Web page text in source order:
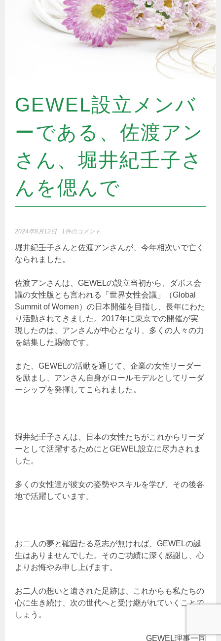
GEWEL設立メンバ
ーである、佐渡アン
さん、堀井紀壬子さ
んを偲んで
2024年8月12日 1件のコメント
堀井紀壬子さんと佐渡アンさんが、今年相次いで亡く
なられました。
佐渡アンさんは、GEWELの設立当初から、ダボス会
議の女性版とも言われる「世界女性会議」（Global
Summit of Women）の日本開催を目指し、長年にわた
り活動されてきました。2017年に東京での開催が実
現したのは、アンさんが中心となり、多くの人々の力
を結集した賜物です。
また、GEWELの活動を通じて、企業の女性リーダー
を励まし、アンさん自身がロールモデルとしてリーダ
ーシップを発揮してこられました。
堀井紀壬子さんは、日本の女性たちがこれからリーダ
ーとして活躍するためにとGEWEL設立に尽力されま
した。
多くの女性達が彼女の姿勢やスキルを学び、その後各
地で活躍しています。
お二人の夢と確固たる意志が無ければ、GEWELの誕
生はありませんでした。そのご功績に深く感謝し、心
よりお悔やみ申し上げます。
お二人の想いと遺された足跡は、これからも私たちの
心に生き続け、次の世代へと受け継がれていくことで
しょう。
GEWEL理事一同